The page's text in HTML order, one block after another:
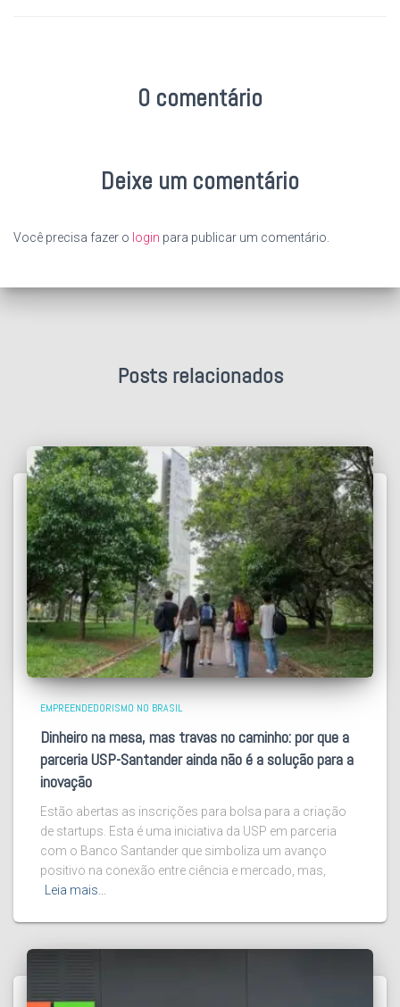
0 comentário
Deixe um comentário
Você precisa fazer o login para publicar um comentário.
Posts relacionados
EMPREENDEDORISMO NO BRASIL
Dinheiro na mesa, mas travas no caminho: por que a
parceria USP-Santander ainda não é a solução para a
inovação
Estão abertas as inscrições para bolsa para a criação
de startups. Esta é uma iniciativa da USP em parceria
com o Banco Santander que simboliza um avanço
positivo na conexão entre ciência e mercado, mas,
Leia mais…